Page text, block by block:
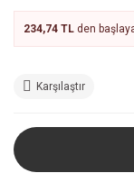
234,74 TL den
Karşılaştır